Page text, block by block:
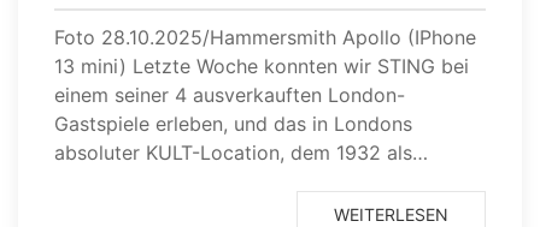
Foto 28.10.2025/Hammersmith Apollo (IPhone
13 mini) Letzte Woche konnten wir STING bei
einem seiner 4 ausverkauften London-
Gastspiele erleben, und das in Londons
absoluter KULT-Location, dem 1932 als…
WEITERLESEN